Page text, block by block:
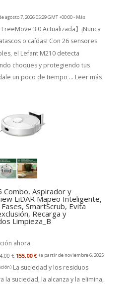
agosto 7, 2026 05:29 GMT +00:00 - Más
FreeMove 3.0 Actualizada】¡Nunca
o caídas! Con 26 sensores
el Lefant M210 detecta
choques y protegiendo tus
un poco de tiempo ... Leer más
Combo, Aspirador y
LiDAR Mapeo Inteligente,
SmartScrub, Evita
Recarga y
Limpieza_B
ahora.
€ 155,00 € (a partir de noviembre 6, 2025
) La suciedad y los residuos
la suciedad, la alcanza y la elimina,